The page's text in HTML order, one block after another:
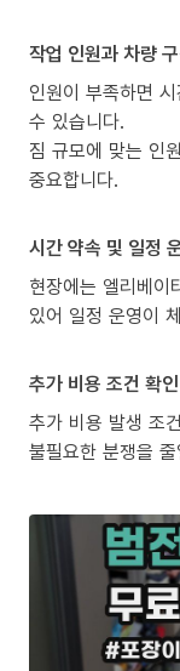
작업 인원과 차량
인원이 부족하면
수 있습니다.
짐 규모에 맞는 인
중요합니다.
시간 약속 및 일정
현장에는 엘리베
있어 일정 운영이
추가 비용 조건 확인
추가 비용 발생 조
불필요한 분쟁을